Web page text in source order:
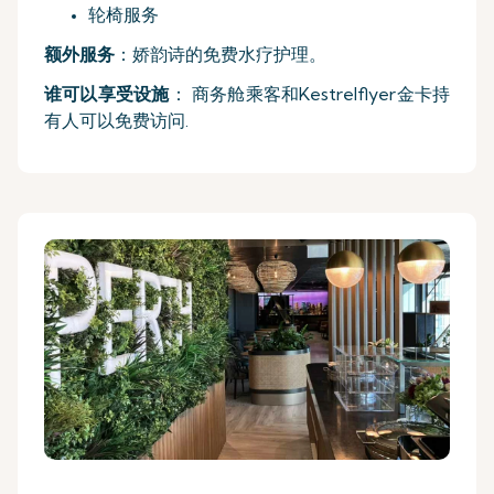
轮椅服务
额外服务 ：娇韵诗的免费水疗护理。
谁可以享受设施： 商务舱乘客和Kestrelflyer金卡持
有人可以免费访问.